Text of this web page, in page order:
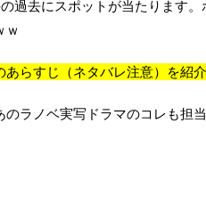
過去にスポットが当たります。
ｗ
らすじ（ネタバレ注意）を紹介
のラノベ実写ドラマのコレも